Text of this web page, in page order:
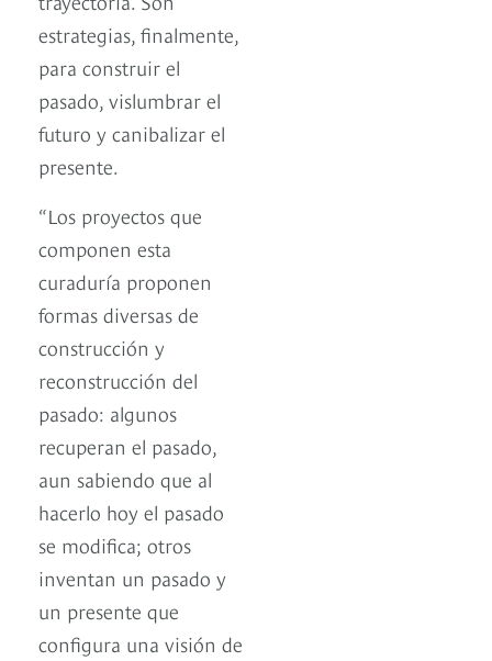
estrategias, finalmente,
para construir el
pasado, vislumbrar el
futuro y canibalizar el
presente.
“Los proyectos que
componen esta
curaduría proponen
formas diversas de
construcción y
reconstrucción del
pasado: algunos
recuperan el pasado,
aun sabiendo que al
hacerlo hoy el pasado
se modifica; otros
inventan un pasado y
un presente que
configura una visión de